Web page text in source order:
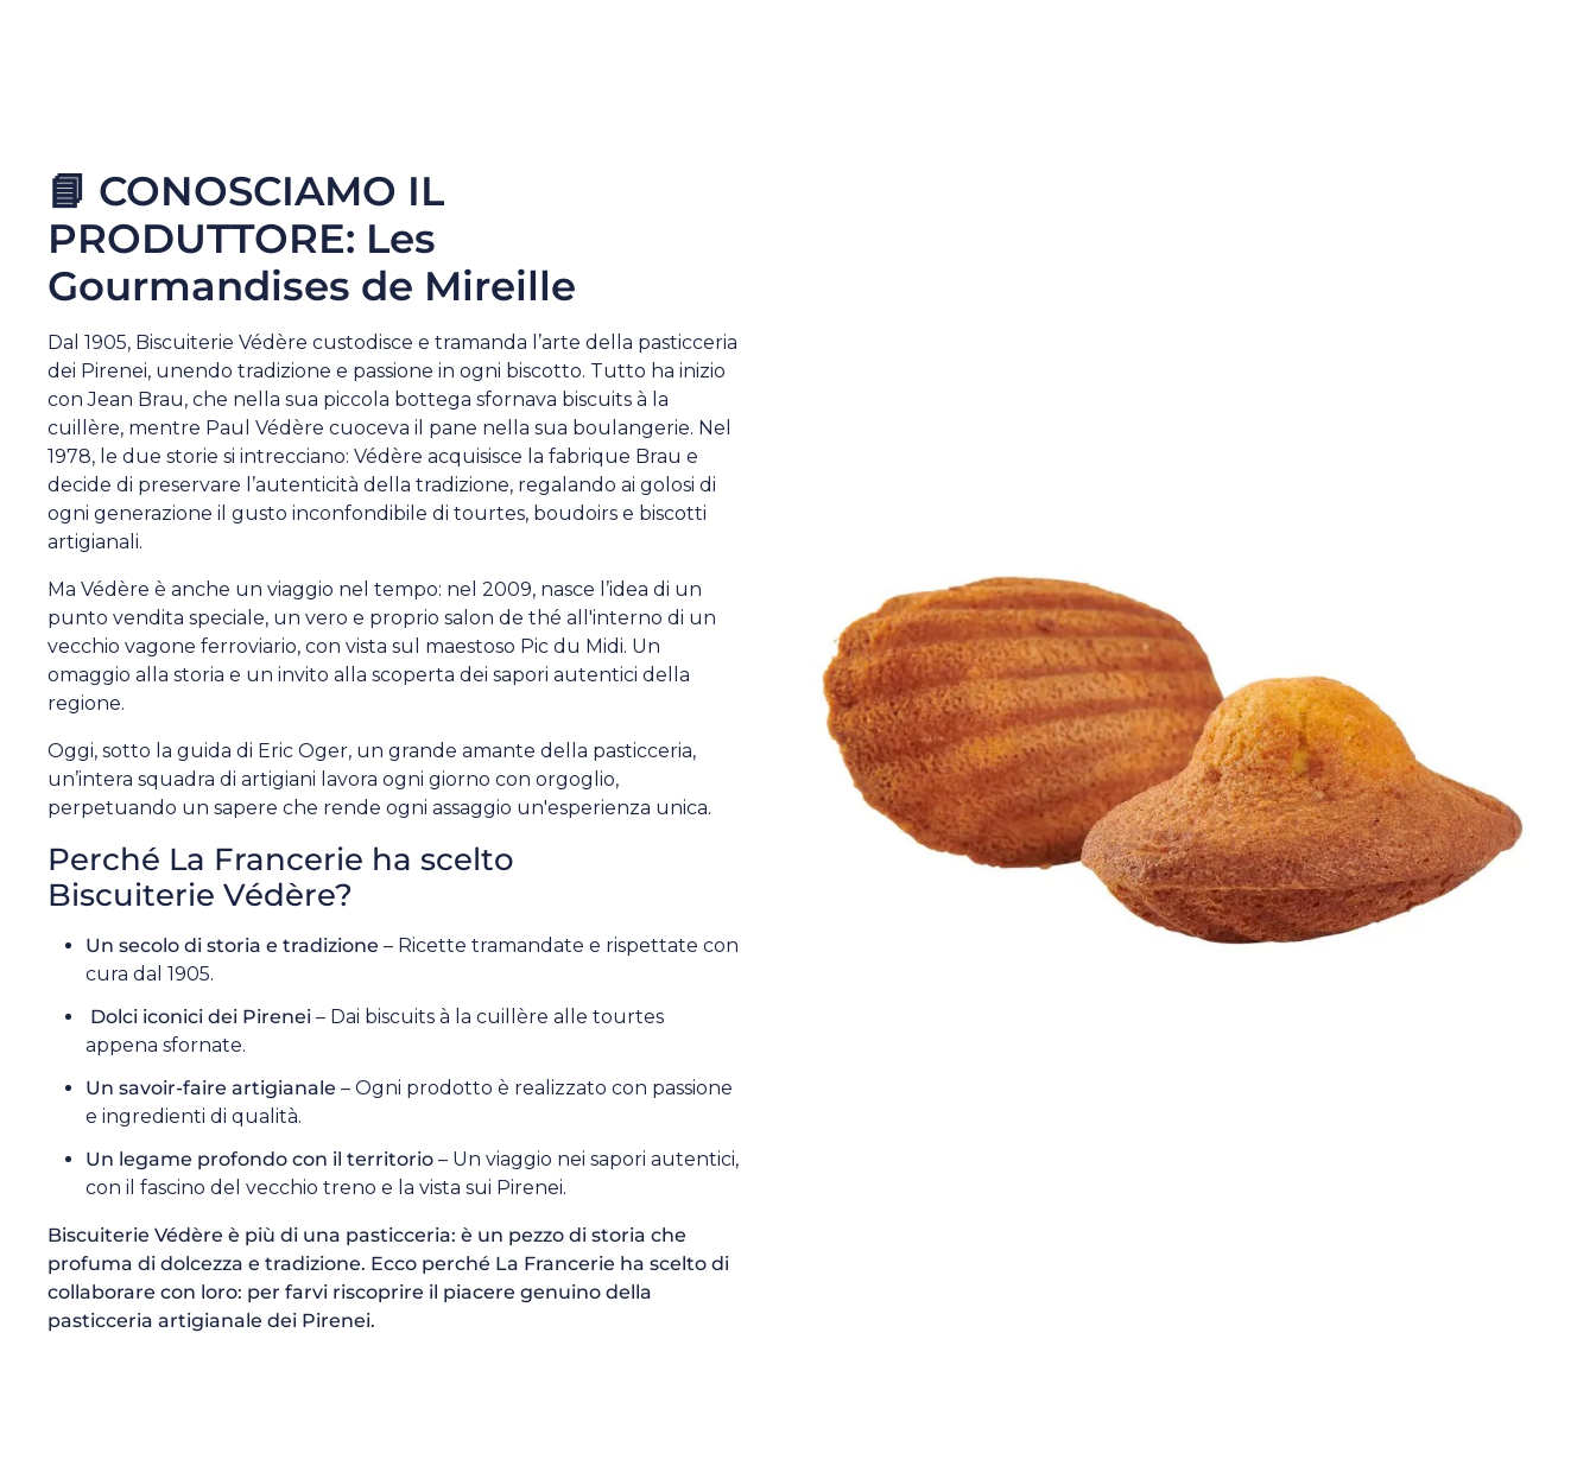
📘 CONOSCIAMO IL
PRODUTTORE: Les
Gourmandises de Mireille
Dal 1905, Biscuiterie Védère custodisce e tramanda l’arte della pasticceria
dei Pirenei, unendo tradizione e passione in ogni biscotto. Tutto ha inizio
con Jean Brau, che nella sua piccola bottega sfornava biscuits à la
cuillère, mentre Paul Védère cuoceva il pane nella sua boulangerie. Nel
1978, le due storie si intrecciano: Védère acquisisce la fabrique Brau e
decide di preservare l’autenticità della tradizione, regalando ai golosi di
ogni generazione il gusto inconfondibile di tourtes, boudoirs e biscotti
artigianali.
Ma Védère è anche un viaggio nel tempo: nel 2009, nasce l’idea di un
punto vendita speciale, un vero e proprio salon de thé all'interno di un
vecchio vagone ferroviario, con vista sul maestoso Pic du Midi. Un
omaggio alla storia e un invito alla scoperta dei sapori autentici della
regione.
Oggi, sotto la guida di Eric Oger, un grande amante della pasticceria,
un’intera squadra di artigiani lavora ogni giorno con orgoglio,
perpetuando un sapere che rende ogni assaggio un'esperienza unica.
Perché La Francerie ha scelto
Biscuiterie Védère?
Un secolo di storia e tradizione – Ricette tramandate e rispettate con
cura dal 1905.
Dolci iconici dei Pirenei – Dai biscuits à la cuillère alle tourtes
appena sfornate.
Un savoir-faire artigianale – Ogni prodotto è realizzato con passione
e ingredienti di qualità.
Un legame profondo con il territorio – Un viaggio nei sapori autentici,
con il fascino del vecchio treno e la vista sui Pirenei.
Biscuiterie Védère è più di una pasticceria: è un pezzo di storia che
profuma di dolcezza e tradizione. Ecco perché La Francerie ha scelto di
collaborare con loro: per farvi riscoprire il piacere genuino della
pasticceria artigianale dei Pirenei.